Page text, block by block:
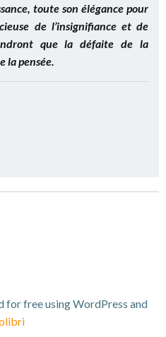
toute son élégance pour
de l’insignifiance et de
que la défaite de la
la pensée.
free using WordPress and